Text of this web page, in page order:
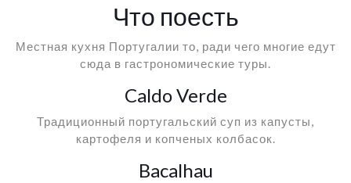
Что поесть
Местная кухня Португалии то, ради чего многие едут
сюда в гастрономические туры.
Caldo Verde
Традиционный португальский суп из капусты,
картофеля и копченых колбасок.
Bacalhau